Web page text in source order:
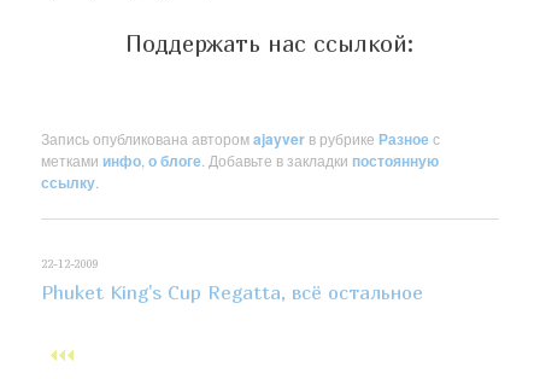
Поддержать нас ссылкой:
Запись опубликована авторомajayver в рубрикеРазноес
метками инфо ,о блоге . Добавьте в закладки постоянную
ссылку
22-12-2009
Phuket King's Cup Regatta, всё остальное